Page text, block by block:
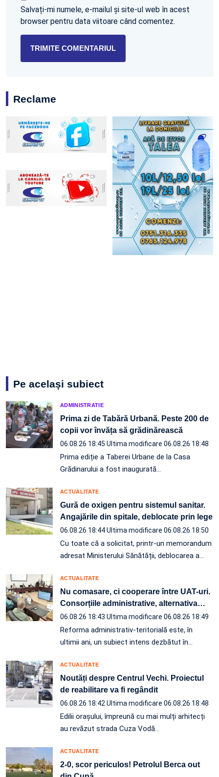
Salvați-mi numele, e-mailul și site-ul web în acest
browser pentru data viitoare când comentez.
Reclame
Pe același subiect
ADMINISTRATIE
Prima zi de Tabără Urbană. Peste 200 de
copii vor învăța să grădinărească
06.08.26 18:45 Ultima modificare 06.08.26 18:48
Prima ediție a Taberei Urbane de la Casa
Grădinarului a fost inaugurată…
ACTUALITATE
Gură de oxigen pentru sistemul sanitar.
Angajările din spitale, deblocate prin lege
06.08.26 18:44Ultima modificare 06.08.26 18:50
Cu toate că a solicitat, printr-un memorandum
adresat Ministerului Sănătății, deblocarea a…
ACTUALITATE
Nu comasare, ci cooperare între UAT-uri.
Consorțiile administrative, alternativa…
06.08.26 18:43 Ultima modificare 06.08.26 18:49
Reforma administrativ-teritorială este, în
ultimii ani, un subiect intens dezbătut în…
ACTUALITATE
Noutăți despre Centrul Vechi. Proiectul
de reabilitare va fi regândit
06.08.26 18:42 Ultima modificare 06.08.26 18:48
Edilii orașului, împreună cu mai mulți arhitecți
au revăzut strada Cuza Vodă…
ACTUALITATE
2-0, scor periculos! Petrolul Berca out